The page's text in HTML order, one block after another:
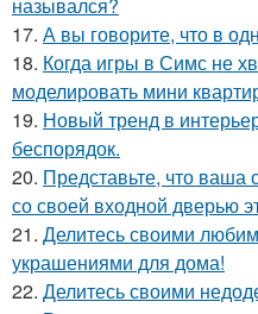
17. А вы говорите, что в
18. Когда игры в Симс не
моделировать мини
19. Новый тренд в
беспорядок.
20. Представьте, что ваша
со своей входной дверью
21. Делитесь своими
украшениями для дома!
22. Делитесь своими